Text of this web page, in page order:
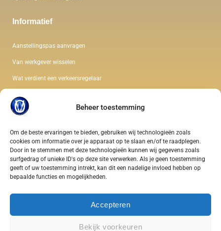
Beheer toestemming
Om de beste ervaringen te bieden, gebruiken wij technologieën zoals
cookies om informatie over je apparaat op te slaan en/of te raadplegen.
Door in te stemmen met deze technologieën kunnen wij gegevens zoals
surfgedrag of unieke ID's op deze site verwerken. Als je geen toestemming
geeft of uw toestemming intrekt, kan dit een nadelige invloed hebben op
bepaalde functies en mogelijkheden.
Accepteren
Bekijk voorkeuren
Informatief
Aanstellingspas aanvragen
Van werkgever wisselen
Wat verdient een verkeersregelaar
Wet en regelgeving verkeersregelaar
Gezondheidseisen verkeersregelaar